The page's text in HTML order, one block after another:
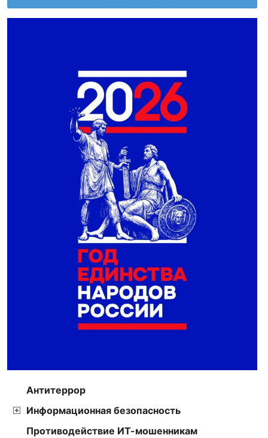
Антитеррор
Информационная безопасность
Противодействие ИТ-мошенникам